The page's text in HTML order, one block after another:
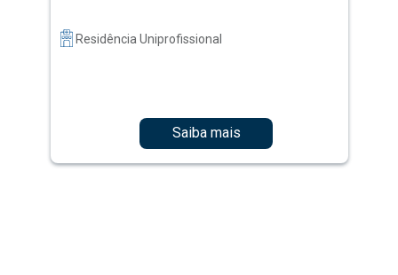
Residência Uniprofissional
Saiba mais